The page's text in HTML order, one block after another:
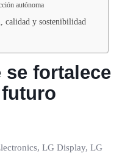
autónoma
calidad y sostenibilidad
se fortalece
LG Display, LG